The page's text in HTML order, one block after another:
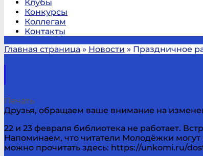
Клубы
Конкурсы
Коллегам
Контакты
Главная страница » Новости » Праздничное
Печать
Друзья, обращаем ваше внимание на
22 и 23 февраля библиотека не работает.
Напоминаем, что читатели Молодёжки
можно прочитать здесь: https://unkomi.ru/